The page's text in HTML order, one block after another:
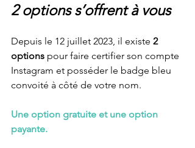
2 options s’offrent à vous
Depuis le 12 juillet 2023, il existe 2
options pour faire certifier son compte
Instagram et posséder le badge bleu
convoité à côté de votre nom.
Une option gratuite et une option
payante.